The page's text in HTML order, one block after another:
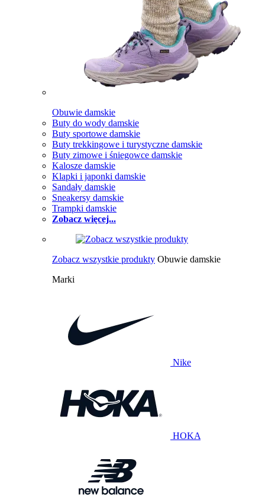
Obuwie damskie
Buty do wody damskie
Buty sportowe damskie
Buty trekkingowe i turystyczne damskie
Buty zimowe i śniegowce damskie
Kalosze damskie
Klapki i japonki damskie
Sandały damskie
Sneakersy damskie
Trampki damskie
Zobacz więcej...
Zobacz wszystkie produkty Obuwie damskie
Marki
Nike
HOKA